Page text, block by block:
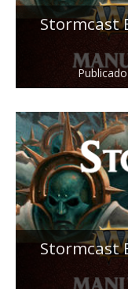
Stormcast
Stormcast